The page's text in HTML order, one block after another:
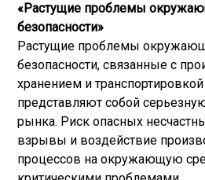
«Растущие проблемы
безопасности»
Растущие проблемы
безопасности, связанные с
хранением и
представляют собой
рынка. Риск опасных
взрывы и воздействие
процессов на окружающую